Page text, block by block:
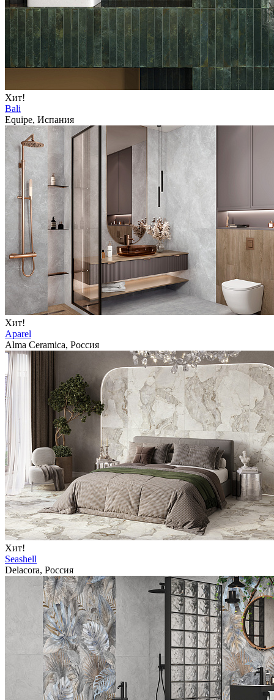
Хит!
Bali
Equipe, Испания
Хит!
Aparel
Alma Ceramica, Россия
Хит!
Seashell
Delacora, Россия